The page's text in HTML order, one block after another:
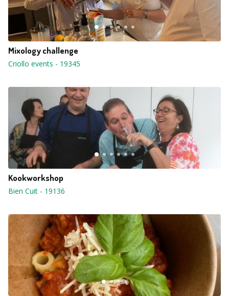
Mixology challenge
Criollo events - 19345
Kookworkshop
Bien Cuit - 19136